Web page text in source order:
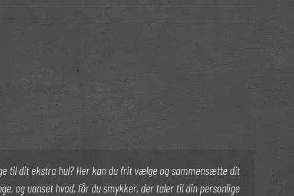
til dit ekstra hul? Her kan du frit vælge og sammensætte dit
og uanset hvad, får du smykker, der taler til din personlige